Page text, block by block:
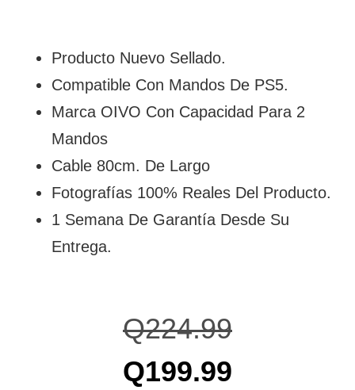
Producto Nuevo Sellado.
Compatible Con Mandos De PS5.
Marca OIVO Con Capacidad Para 2
Mandos
Cable 80cm. De Largo
Fotografías 100% Reales Del Producto.
1 Semana De Garantía Desde Su
Entrega.
Q224.99
Q199.99